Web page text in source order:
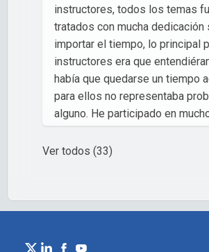
instructores, todos los temas
tratados con mucha dedicación
importar el tiempo, lo principal
instructores era que
había que quedarse un tiempo
para ellos no representaba
alguno. He participado en
este. quedo pendiente de los
especializarme en esto de la
Profesional
Ver todos (33)